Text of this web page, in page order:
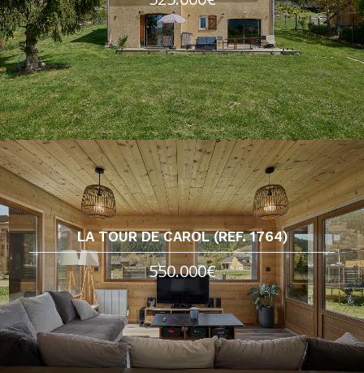
LA TOUR DE CAROL (REF. 1764)
550.000€